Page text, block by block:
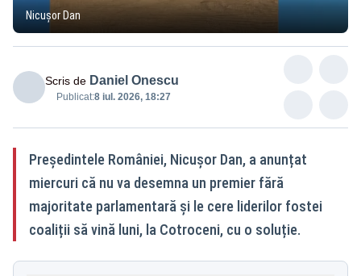
Nicușor Dan
Scris de Daniel Onescu
Publicat:8 iul. 2026, 18:27
Președintele României, Nicușor Dan, a anunțat
miercuri că nu va desemna un premier fără
majoritate parlamentară și le cere liderilor fostei
coaliții să vină luni, la Cotroceni, cu o soluție.